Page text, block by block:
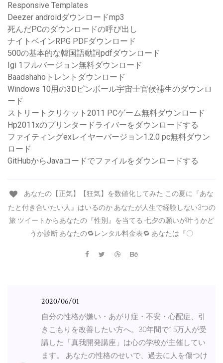
Responsive Templates
Deezer androidダウンロードmp3
死んだPCのダウンロードの呼び出し
ナイトベインRPG PDFダウンロード
500の基本的な韓国語動詞pdfダウンロード
Igi 1フルバージョン無料ダウンロード
Baadshahoトレントダウンロード
Windows 10用の3Dピンボール宇宙士官候補生のダウンロ
ード
ストリートクリケット2011 PCゲーム無料ダウンロード
Hp2011xのプリンタードライバーをダウンロードする
ファイティングexレイヤーバージョン1.2.0 pc無料ダウン
ロード
GitHubからJavaコードでファイルをダウンロードする
あなたの【正気】【狂気】を数値化してみた この夏に『あな
たと付き合いたい人』はいるのか あなたが人生で経験しない3つの
旅 ツイートからあなたの『性別』を当てる 七夕の願いが叶うかど
うか診断 あなたの🔁レンタル料金表🔁 あなたは『〇
2020/06/01
自分の性格が嫌い・あがり症・不安・心配症、引
きこもりを改善したい方へ。30年間で15万人が受
講した「真我開発講座」は心の学校が主催してい
ます。 あなたの性格のせいで、過去に人を傷つけ